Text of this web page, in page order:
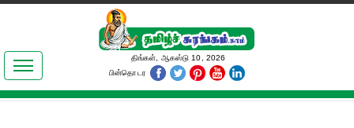
இலக்கியங்கள்
தமிழ் உலகம்
திங்கள், ஆகஸ்டு 10, 2026
பின்தொடர